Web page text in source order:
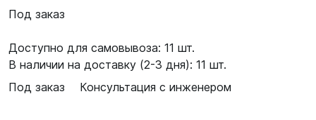
Под заказ
Доступно для самовывоза: 11 шт.
В наличии на доставку (2-3 дня): 11 шт.
Под заказ
Консультация с инженером